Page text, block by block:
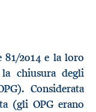
81/2014 e la loro
chiusura degli
Considerata
(gli OPG erano